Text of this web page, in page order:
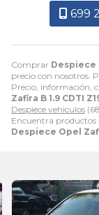
Comprar Despiece
precio con nosotros.
Precio, información,
Zafira B 1.9 CDTI
Despiece vehiculos
Encuentra productos
Despiece Opel
699